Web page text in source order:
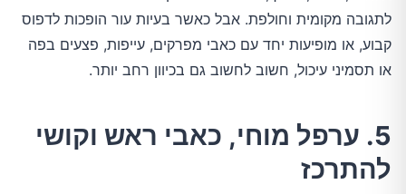
לתגובה מקומית וחולפת. אבל כאשר בעיות עור הופכות לדפוס
קבוע, או מופיעות יחד עם כאבי מפרקים, עייפות, פצעים בפה
או תסמיני עיכול, חשוב לחשוב גם בכיוון רחב יותר.
5. ערפל מוחי, כאבי ראש וקושי
להתרכז